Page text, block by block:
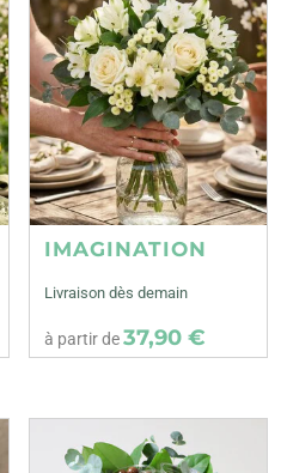
IMAGINATION
Livraison dès demain
à partir de37,90 €